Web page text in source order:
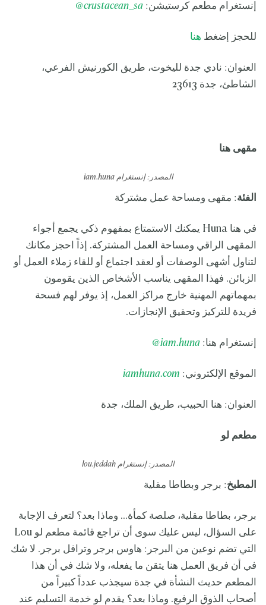
إنستغرام مطعم كرستيشن: crustacean_sa
@
للحجز إضغط هنا
العنوان: نادي جدة لليخوت، طريق الكورنيش الفرعي،
الشاطئ، جدة 23613
مقهى هنا
المصدر: إنستغرامiam.huna
الفئة: مقهى ومساحة عمل مشتركة
في هنا Huna يمكنك الاستمتاع بمفهوم ذكي يجمع أجواء
المقهى الراقي ومساحة العمل المشتركة. إذاً احجز مكانك
لتناول أشهى الوصفات أو لعقد اجتماع أو للقاء زملاء العمل أو
الزبائن. فهذا المقهى يناسب الأشخاص الذين يقومون
بمهماتهم المهنية خارج مراكز العمل، إذ يوفر لهم فسحة
فريدة للتركيز وتحقيق الإنجازات.
إنستغرام هنا: iam.huna
@
الموقع الإلكتروني: iamhuna.com
العنوان: هنا الحبيب، طريق الملك، جدة
مطعم لو
المصدر: إنستغرام lou.jeddah
المطبخ: برجر وبطاطا مقلية
برجر، بطاطا مقلية، صلصة كمأة... وماذا بعد؟ لتعرف الإجابة
على السؤال، ليس عليك سوى أن تراجع قائمة مطعم لو Lou
التي تضم نوعين من البرجر: هاوس برجر وترافل برجر. لا شك
في أن فريق العمل هنا يتقن ما يفعله، ولا شك في أن هذا
المطعم حديث النشأة في جدة سيجذب عدداً كبيراً من
أصحاب الذوق الرفيع. وماذا بعد؟ يقدم لو خدمة التسليم عند